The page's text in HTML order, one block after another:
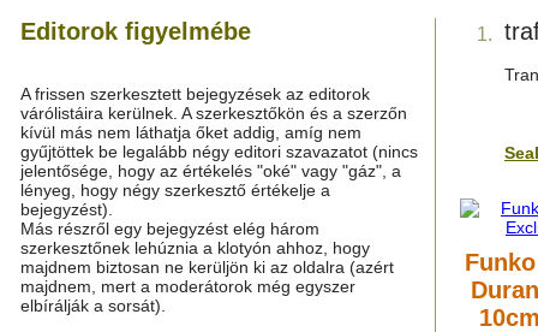
Editorok figyelmébe
A frissen szerkesztett bejegyzések az editorok
várólistáira kerülnek. A szerkesztőkön és a szerzőn
kívül más nem láthatja őket addig, amíg nem
gyűjtöttek be legalább négy editori szavazatot (nincs
jelentősége, hogy az értékelés "oké" vagy "gáz", a
lényeg, hogy négy szerkesztő értékelje a
bejegyzést).
Más részről egy bejegyzést elég három
szerkesztőnek lehúznia a klotyón ahhoz, hogy
majdnem biztosan ne kerüljön ki az oldalra (azért
majdnem, mert a moderátorok még egyszer
elbírálják a sorsát).
1.